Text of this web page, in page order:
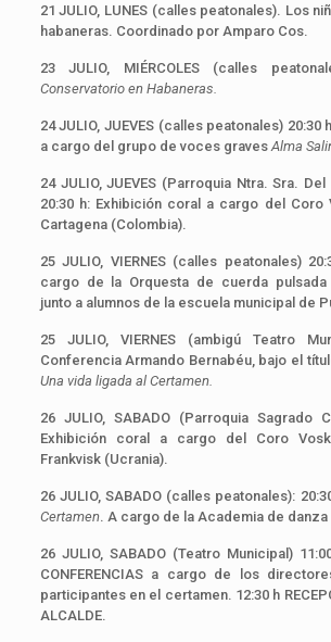
21 JULIO, LUNES (calles peatonales). Los
habaneras. Coordinado por Amparo Cos.
23 JULIO, MIÉRCOLES (calles
Conservatorio en Habaneras.
24 JULIO, JUEVES (calles peatonales) 20:30
a cargo del grupo de voces graves Alma
24 JULIO, JUEVES (Parroquia Ntra. Sra.
20:30 h: Exhibición coral a cargo del Coro
Cartagena (Colombia).
25 JULIO, VIERNES (calles peatonales)
cargo de la Orquesta de cuerda pulsada
junto a alumnos de la escuela municipal de
25 JULIO, VIERNES (ambigú Teatro
Conferencia Armando Bernabéu, bajo el
Una vida ligada al Certamen.
26 JULIO, SABADO (Parroquia Sagrado
Exhibición coral a cargo del Coro
Frankvisk (Ucrania).
26 JULIO, SABADO (calles peatonales):
Certamen. A cargo de la Academia de danza
26 JULIO, SABADO (Teatro Municipal)
CONFERENCIAS a cargo de los
participantes en el certamen. 12:30 h
ALCALDE.